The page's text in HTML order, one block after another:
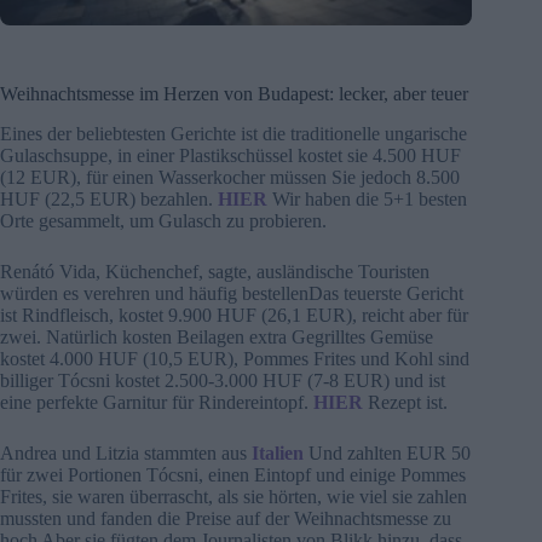
Weihnachtsmesse im Herzen von Budapest: lecker, aber teuer
Eines der beliebtesten Gerichte ist die traditionelle ungarische
Gulaschsuppe, in einer Plastikschüssel kostet sie 4.500 HUF
(12 EUR), für einen Wasserkocher müssen Sie jedoch 8.500
HUF (22,5 EUR) bezahlen. HIER Wir haben die 5+1 besten
Orte gesammelt, um Gulasch zu probieren.
Renátó Vida, Küchenchef, sagte, ausländische Touristen
würden es verehren und häufig bestellenDas teuerste Gericht
ist Rindfleisch, kostet 9.900 HUF (26,1 EUR), reicht aber für
zwei. Natürlich kosten Beilagen extra Gegrilltes Gemüse
kostet 4.000 HUF (10,5 EUR), Pommes Frites und Kohl sind
billiger Tócsni kostet 2.500-3.000 HUF (7-8 EUR) und ist
eine perfekte Garnitur für Rindereintopf. HIER Rezept ist.
Andrea und Litzia stammten aus Italien Und zahlten EUR 50
für zwei Portionen Tócsni, einen Eintopf und einige Pommes
Frites, sie waren überrascht, als sie hörten, wie viel sie zahlen
mussten und fanden die Preise auf der Weihnachtsmesse zu